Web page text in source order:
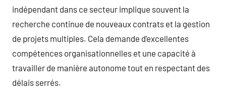
indépendant dans ce secteur implique souvent la
recherche continue de nouveaux contrats et la gestion
de projets multiples. Cela demande d’excellentes
compétences organisationnelles et une capacité à
travailler de manière autonome tout en respectant des
délais serrés.